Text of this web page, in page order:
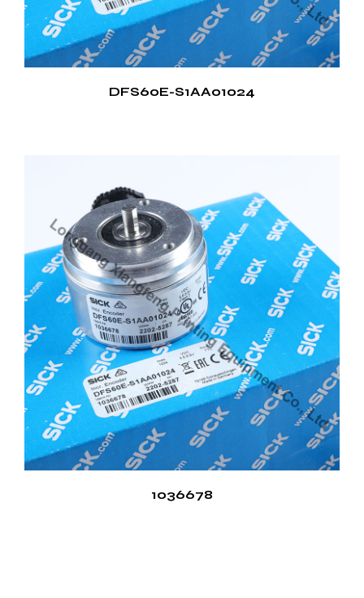
Compatibilidad e integración
El codificador de impresora es compatible con una
amplia gama de máquinas de impresión. Esta
compatibilidad la convierte en una opción versátil
Puntos de venta del codificador de impresora
Salida de alta resolución
Uno de los principales puntos de venta de Printer
Encoder es su salida de alta resolución. Esta
característica garantiza que cada trabajo de
impresión cumpla con los estándares de calidad, lo
cual es bueno para industrias que exigen precisión,
como la impresión de envases y etiquetas.
Interfaz fácil de usar
Printer Encoder viene con una interfaz fácil de usar
que simplifica la instalación y el funcionamiento.
Esta facilidad de uso significa que los operadores
dispositivo, lo que reduce el tiempo de capacitación
DFS60E-S1AA01024
1036678